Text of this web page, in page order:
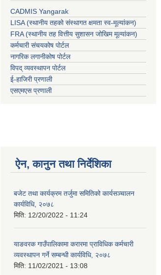
CADMIS Yangarak
LISA (स्थानीय तहको संस्थागत क्षमता स्व-मूल्यांकन)
FRA (स्थानीय तह वित्तीय सुशासन जोखिम मूल्यांकन)
कर्मचारी संचयकोष पोर्टल
नागरिक लगानीकोष पोर्टल
विपद् व्यवस्थापन पोर्टल
ई-हाजिरी प्रणाली
एसएमएस प्रणाली
ऐन, कानुन तथा निर्देशिका
बजेट तथा कार्यक्रम तर्जुमा समितिको कार्यसञ्चालन
कार्यविधि, २०७८
मिति: 12/20/2022 - 11:24
याङवरक गाउँपालिकामा करारमा प्राविधिक कर्मचारी
व्यवस्थापन गर्ने सम्बन्धी कार्यविधि, २०७८
मिति: 11/02/2021 - 13:08